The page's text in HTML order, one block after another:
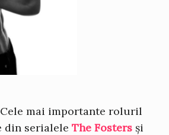
mai importante roluril
din serialele The Fosters și